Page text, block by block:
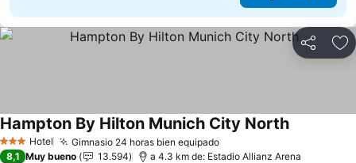
Compartir
3 Estrellas
Hotel Gimnasio 24 horas bien equipadoVer precios
Hampton By Hilton Munich City NorthVer precios
8,1 Muy bueno 13.594 a 4.3 km de: Estadio Allianz Arena